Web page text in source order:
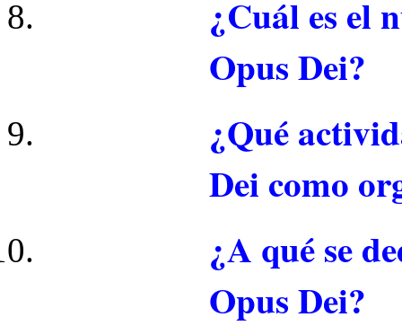
¿Cuál es el
Opus Dei?
¿Qué
Dei como
¿A qué se
Opus Dei?